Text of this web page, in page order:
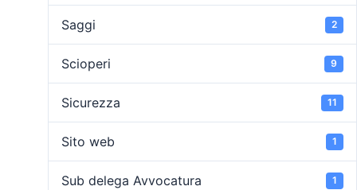
Saggi 2
Scioperi 9
Sicurezza 11
Sito web 1
Sub delega Avvocatura 1